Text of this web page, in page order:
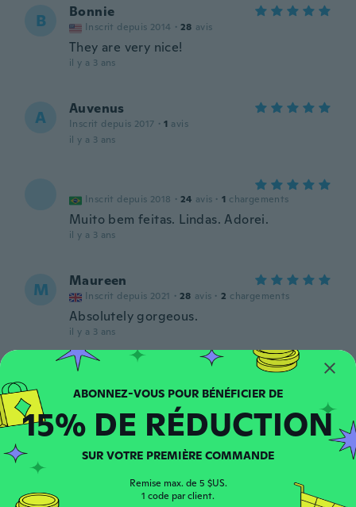
B Bonnie
Inscrit depuis 2014 · 28 avis
They are very nice!
il y a 3 ans
A Auvenus
Inscrit depuis 2017 · 1 avis
il y a 3 ans
Inscrit depuis 2018 · 24 avis · 1 chargements
Muito bem feitas. Lindas. Adorei.
il y a 3 ans
M Maureen
Inscrit depuis 2021 · 28 avis · 2 chargements
Absolutely gorgeous.
il y a 3 ans
D Inscrit depuis 2022 · 301 avis
il y a 3 ans
L Lilian
Så nöjd kommer skicka efter mer
15% DE RÉDUCTION
SUR VOTRE PREMIÈRE COMMANDE
Remise max. de 5 $US.
1 code par client.